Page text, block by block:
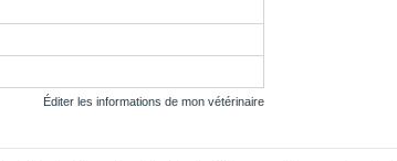
Éditer les informations de mon vétérinaire